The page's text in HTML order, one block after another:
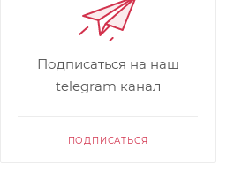
Подписаться на наш
telegram канал
ПОДПИСАТЬСЯ